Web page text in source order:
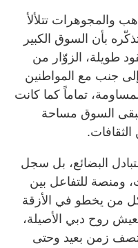
والمجوهرات تتلألأ
بأن السوق الكبير
طويلة، الزوّار من
جنب مع المواطنين
تماماً كما كانت
بدايات القرن الـ20، ليبقى السوق مساحة
الثقافات.
البضائع، بل سجل
ومنصة للتفاعل بين
من يخطو في الأزقة
روح دبي الأصيلة،
زمن بعيد وحتى